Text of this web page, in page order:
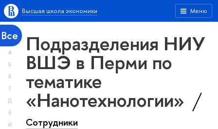
Меню
Высшая школа экономики
Все
А
Б
В
Г
Д
Е
Ж
Подразделения НИУ
ВШЭ в Перми по
тематике
«Нанотехнологии»
Сотрудники